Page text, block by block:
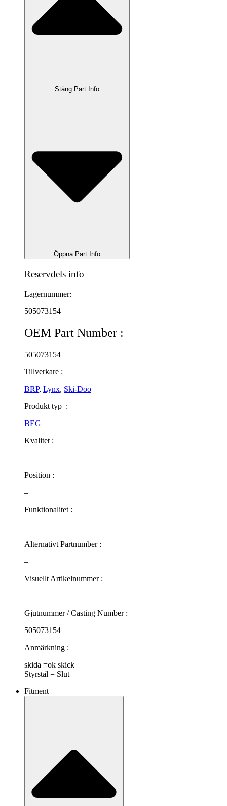
Stäng Part Info
Öppna Part Info
Reservdels info
Lagernummer:
505073154
OEM Part Number :
505073154
Tillverkare :
BRP, Lynx, Ski-Doo
Produkt typ :
BEG
Kvalitet :
–
Position :
–
Funktionalitet :
–
Alternativt Partnumber :
–
Visuellt Artikelnummer :
–
Gjutnummer / Casting Number :
505073154
Anmärkning :
skida =ok skick
Styrstål = Slut
Fitment